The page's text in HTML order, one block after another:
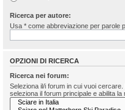
Ricerca per autore:
Usa * come abbreviazione per parole
OPZIONI DI RICERCA
Ricerca nei forum:
Seleziona il/i forum in cui vuoi
seleziona il forum principale e abilita la